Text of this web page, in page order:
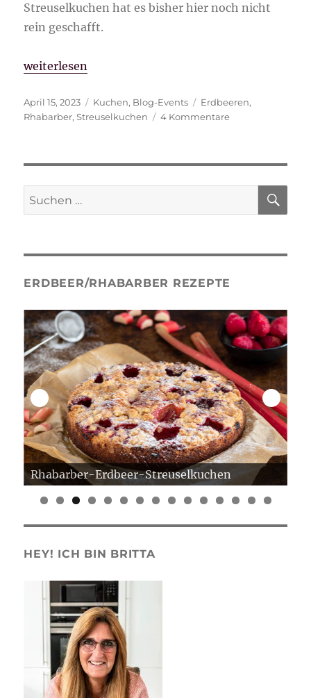
Streuselkuchen hat es bisher hier noch nicht
rein geschafft.
„Rhabarber-Erdbeer Streuselkuchen“
weiterlesen
Veröffentlicht
am
April 15, 2023 Kategorien
Kuchen, Blog-Events Schlagwörter
Erdbeeren,
Rhabarber,Streuselkuchen 4 Kommentarezu
Suche
nach:
ERDBEER/RHABARBER REZEPTE
Rhabarber-Erdbeer-Streuselkuchen
0 1 2 3 4 5
HEY! ICH BIN BRITTA